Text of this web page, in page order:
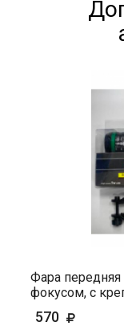
Фара
фокусом, с
570